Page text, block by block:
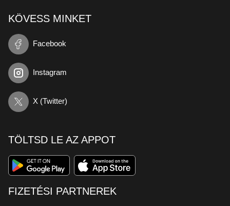
KÖVESS MINKET
Facebook
Instagram
X (Twitter)
TÖLTSD LE AZ APPOT
FIZETÉSI PARTNEREK